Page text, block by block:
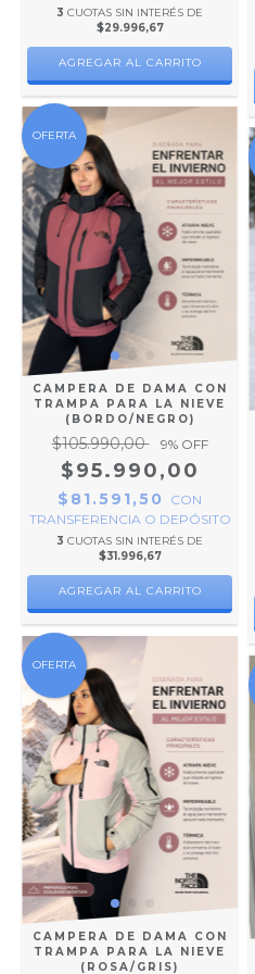
3 CUOTAS SIN INTERÉS DE
$29.996,67
AGREGAR AL CARRITO
OFERTA
CAMPERA DE DAMA CON
TRAMPA PARA LA NIEVE
(BORDO/NEGRO)
$105.990,00 9% OFF
$95.990,00
$81.591,50
CON
TRANSFERENCIA O DEPÓSITO
3 CUOTAS SIN INTERÉS DE
$31.996,67
AGREGAR AL CARRITO
OFERTA
CAMPERA DE DAMA CON
TRAMPA PARA LA NIEVE
(ROSA/GRIS)